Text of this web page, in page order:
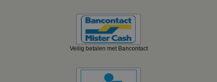
Veilig betalen met Bancontact